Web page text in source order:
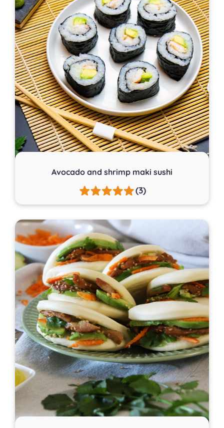
Avocado and shrimp maki sushi
(3)